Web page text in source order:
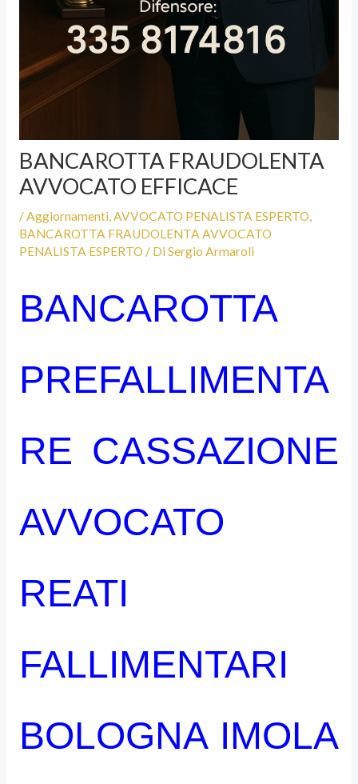
BANCAROTTA FRAUDOLENTA
AVVOCATO EFFICACE
/Aggiornamenti,AVVOCATO PENALISTA ESPERTO,
BANCAROTTA FRAUDOLENTA AVVOCATO
PENALISTA ESPERTO / DiSergio Armaroli
BANCAROTTA
PREFALLIMENTA
RE CASSAZIONE
AVVOCATO
REATI
FALLIMENTARI
BOLOGNA IMOLA